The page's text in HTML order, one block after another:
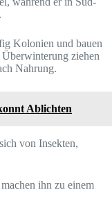
Kolonien und bauen
ziehen
Nahrung.
Ablichten
von Insekten,
ihn zu einem